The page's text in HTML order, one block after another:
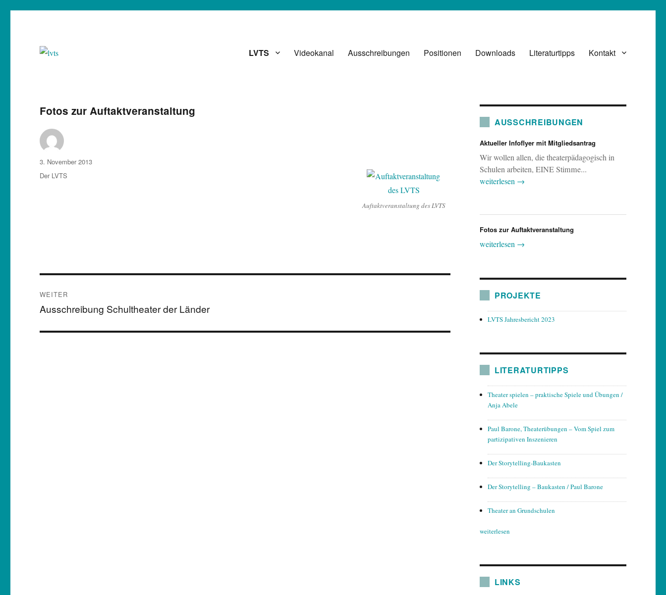
LVTS Videokanal Ausschreibungen Positionen Downloads Literaturtipps Kontakt
Fotos zur Auftaktveranstaltung
Auftaktveranstaltung des LVTS
Autor
Veröffentlicht
am
3. November 2013
Kategorien
Der LVTS
WEITER
Nächster
Ausschreibung Schultheater der Länder
AUSSCHREIBUNGEN
Aktueller Infoflyer mit Mitgliedsantrag
Wir wollen allen, die theaterpädagogisch in
Schulen arbeiten, EINE Stimme...
weiterlesen →
Fotos zur Auftaktveranstaltung
weiterlesen →
PROJEKTE
LVTS Jahresbericht 2023
LITERATURTIPPS
Theater spielen – praktische Spiele und Übungen /
Anja Abele
Paul Barone, Theaterübungen – Vom Spiel zum
partizipativen Inszenieren
Der Storytelling-Baukasten
Der Storytelling – Baukasten / Paul Barone
Theater an Grundschulen
weiterlesen
LINKS